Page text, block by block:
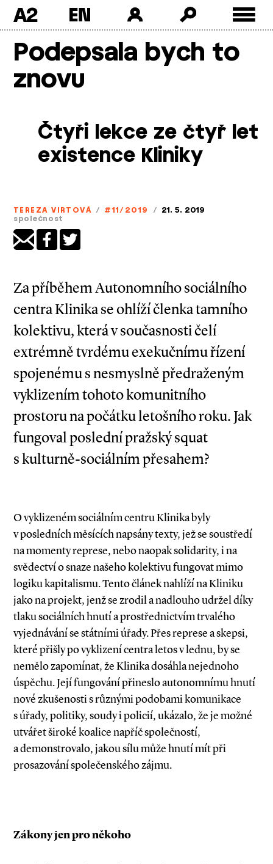
A2
Podepsala bych to
znovu
Čtyři lekce ze čtyř let
existence Kliniky
TEREZA VIRTOVÁ / #11/2019 / 21. 5. 2019
společnost
Za příběhem Autonomního sociálního
centra Klinika se ohlíží členka tamního
kolektivu, která v současnosti čelí
extrémně tvrdému exekučnímu řízení
spojenému s nesmyslně předraženým
vyklizením tohoto komunitního
prostoru na počátku letošního roku. Jak
fungoval poslední pražský squat
s kulturně­-sociálním přesahem?
O vyklizeném sociálním centru Klinika byly
v posledních měsících napsány texty, jež se soustředí
na momenty represe, nebo naopak solidarity, i na
svědectví o snaze našeho kolektivu fungovat mimo
logiku kapitalismu. Tento článek nahlíží na Kliniku
jako na projekt, jenž se zrodil a nadlouho udržel díky
tlaku sociálních hnutí a prostřednictvím trvalého
vyjednávání se státními úřady. Přes represe a skepsi,
které přišly po vyklizení centra letos v lednu, by se
nemělo zapomínat, že Klinika dosáhla nejednoho
úspěchu. Její fungování přineslo autonomnímu hnutí
nové zkušenosti s různými podobami komunikace
s úřady, politiky, soudy i policií, ukázalo, že je možné
utvářet široké koalice napříč společností,
a demonstrovalo, jakou sílu může hnutí mít při
prosazování společenského zájmu.
Zákony jen pro někoho